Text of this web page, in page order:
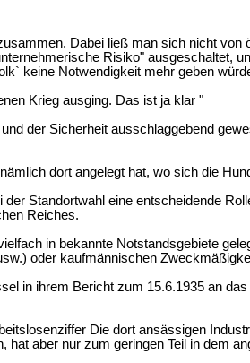
Dabei ließ man sich nicht
Risiko" ausgeschaltet,
keine Notwendigkeit mehr geben
Krieg ausging. Das ist ja klar "
der Sicherheit ausschlaggebend
dort angelegt hat, wo sich die
Standortwahl eine entscheidende
Reiches.
in bekannte Notstandsgebiete
oder kaufmännischen
in ihrem Bericht zum 15.6.1935 an
Die dort ansässigen
aber nur zum geringen Teil in dem